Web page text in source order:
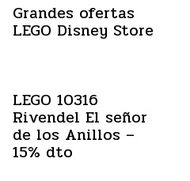
Grandes ofertas
LEGO Disney Store
LEGO 10316
Rivendel El señor
de los Anillos –
15% dto